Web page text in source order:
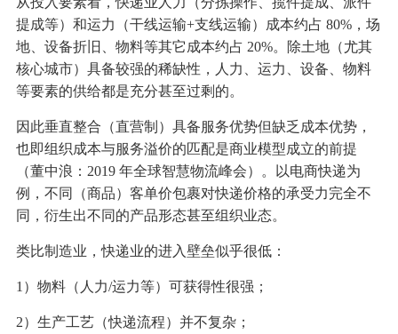
提成等）和运力（干线运输+支线运输）成本约占 80%，场
地、设备折旧、物料等其它成本约占 20%。除土地（尤其
核心城市）具备较强的稀缺性，人力、运力、设备、物料
等要素的供给都是充分甚至过剩的。
因此垂直整合（直营制）具备服务优势但缺乏成本优势，
也即组织成本与服务溢价的匹配是商业模型成立的前提
（董中浪：2019 年全球智慧物流峰会）。以电商快递为
例，不同（商品）客单价包裹对快递价格的承受力完全不
同，衍生出不同的产品形态甚至组织业态。
类比制造业，快递业的进入壁垒似乎很低：
1）物料（人力/运力等）可获得性很强；
2）生产工艺（快递流程）并不复杂；